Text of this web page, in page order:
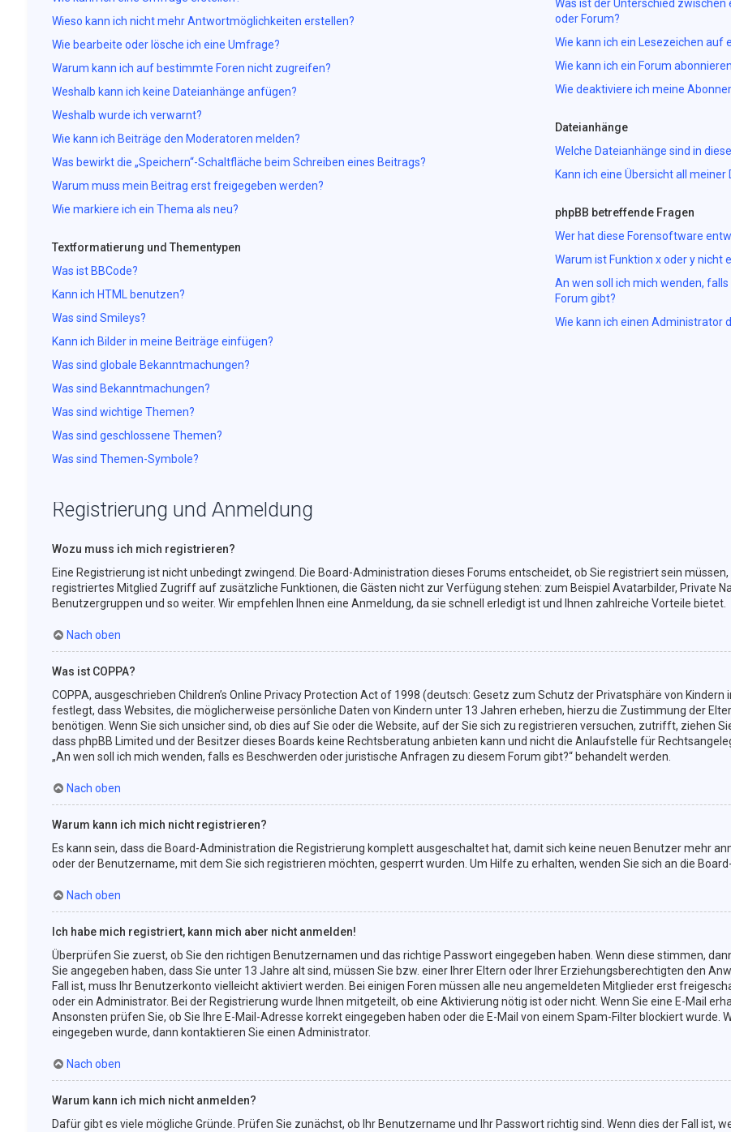
Wieso kann ich nicht mehr Antwortmöglichkeiten erstellen?
Wie bearbeite oder lösche ich eine Umfrage?
Warum kann ich auf bestimmte Foren nicht zugreifen?
Weshalb kann ich keine Dateianhänge anfügen?
Weshalb wurde ich verwarnt?
Wie kann ich Beiträge den Moderatoren melden?
Was bewirkt die „Speichern“-Schaltfläche beim Schreiben eines Beitrags?
Warum muss mein Beitrag erst freigegeben werden?
Wie markiere ich ein Thema als neu?
Textformatierung und Thementypen
Was ist BBCode?
Kann ich HTML benutzen?
Was sind Smileys?
Kann ich Bilder in meine Beiträge einfügen?
Was sind globale Bekanntmachungen?
Was sind Bekanntmachungen?
Was sind wichtige Themen?
Was sind geschlossene Themen?
Was sind Themen-Symbole?
Was ist der Unterschied
oder Forum?
Wie kann ich ein Lesezeichen
Wie kann ich ein Forum
Wie deaktiviere ich meine
Dateianhänge
Welche Dateianhänge sind in
Kann ich eine Übersicht all
phpBB betreffende Fragen
Wer hat diese Forensoftware
Warum ist Funktion x oder y nicht
An wen soll ich mich wenden,
Forum gibt?
Wie kann ich einen Administrator
Registrierung und Anmeldung
Wozu muss ich mich registrieren?
Eine Registrierung ist nicht unbedingt zwingend. Die Board-Administration dieses Forums entscheidet, ob Sie registriert sein
registriertes Mitglied Zugriff auf zusätzliche Funktionen, die Gästen nicht zur Verfügung stehen: zum Beispiel Avatarbilder, Private
Benutzergruppen und so weiter. Wir empfehlen Ihnen eine Anmeldung, da sie schnell erledigt ist und Ihnen zahlreiche Vorteile bietet.
Nach oben
Was ist COPPA?
COPPA, ausgeschrieben Children’s Online Privacy Protection Act of 1998 (deutsch: Gesetz zum Schutz der Privatsphäre von
festlegt, dass Websites, die möglicherweise persönliche Daten von Kindern unter 13 Jahren erheben, hierzu die Zustimmung der
benötigen. Wenn Sie sich unsicher sind, ob dies auf Sie oder die Website, auf der Sie sich zu registrieren versuchen, zutrifft, ziehen
dass phpBB Limited und der Besitzer dieses Boards keine Rechtsberatung anbieten kann und nicht die Anlaufstelle für
„An wen soll ich mich wenden, falls es Beschwerden oder juristische Anfragen zu diesem Forum gibt?“ behandelt werden.
Nach oben
Warum kann ich mich nicht registrieren?
Es kann sein, dass die Board-Administration die Registrierung komplett ausgeschaltet hat, damit sich keine neuen Benutzer mehr
oder der Benutzername, mit dem Sie sich registrieren möchten, gesperrt wurden. Um Hilfe zu erhalten, wenden Sie sich an die
Nach oben
Ich habe mich registriert, kann mich aber nicht anmelden!
Überprüfen Sie zuerst, ob Sie den richtigen Benutzernamen und das richtige Passwort eingegeben haben. Wenn diese stimmen,
Sie angegeben haben, dass Sie unter 13 Jahre alt sind, müssen Sie bzw. einer Ihrer Eltern oder Ihrer Erziehungsberechtigten den
Fall ist, muss Ihr Benutzerkonto vielleicht aktiviert werden. Bei einigen Foren müssen alle neu angemeldeten Mitglieder erst
oder ein Administrator. Bei der Registrierung wurde Ihnen mitgeteilt, ob eine Aktivierung nötig ist oder nicht. Wenn Sie eine E-Mail
Ansonsten prüfen Sie, ob Sie Ihre E-Mail-Adresse korrekt eingegeben haben oder die E-Mail von einem Spam-Filter blockiert wurde.
eingegeben wurde, dann kontaktieren Sie einen Administrator.
Nach oben
Warum kann ich mich nicht anmelden?
Dafür gibt es viele mögliche Gründe. Prüfen Sie zunächst, ob Ihr Benutzername und Ihr Passwort richtig sind. Wenn dies der Fall ist,